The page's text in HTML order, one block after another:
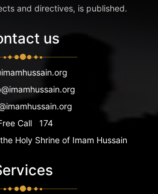
and directives, is published.
us
Call
174
Holy Shrine of Imam Hussain